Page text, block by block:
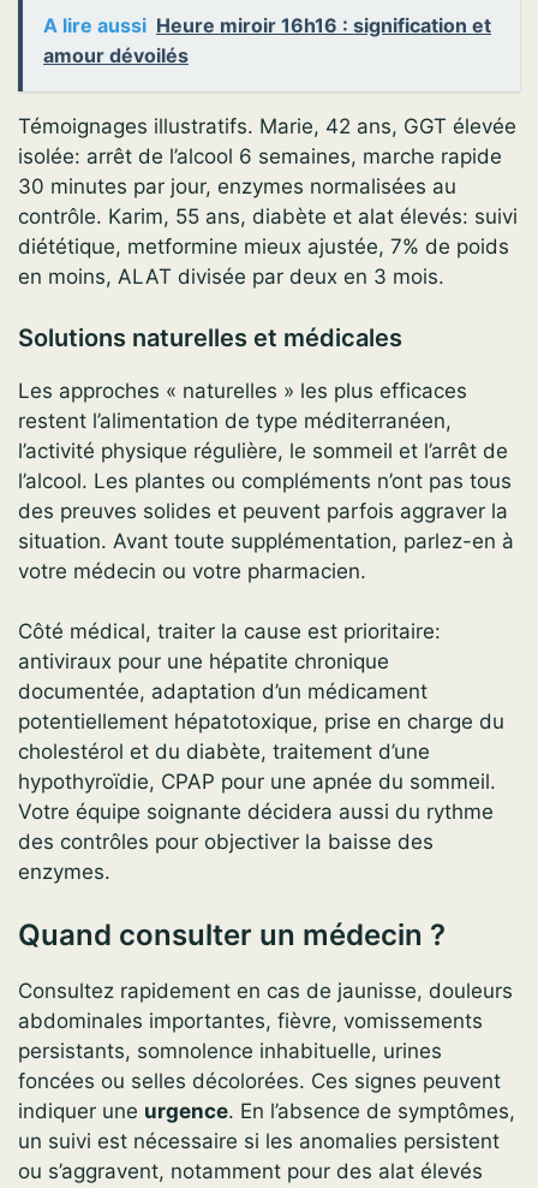
A lire aussi Heure miroir 16h16 : signification et
amour dévoilés
Témoignages illustratifs. Marie, 42 ans, GGT élevée
isolée: arrêt de l’alcool 6 semaines, marche rapide
30 minutes par jour, enzymes normalisées au
contrôle. Karim, 55 ans, diabète et alat élevés: suivi
diététique, metformine mieux ajustée, 7% de poids
en moins, ALAT divisée par deux en 3 mois.
Solutions naturelles et médicales
Les approches « naturelles » les plus efficaces
restent l’alimentation de type méditerranéen,
l’activité physique régulière, le sommeil et l’arrêt de
l’alcool. Les plantes ou compléments n’ont pas tous
des preuves solides et peuvent parfois aggraver la
situation. Avant toute supplémentation, parlez-en à
votre médecin ou votre pharmacien.
Côté médical, traiter la cause est prioritaire:
antiviraux pour une hépatite chronique
documentée, adaptation d’un médicament
potentiellement hépatotoxique, prise en charge du
cholestérol et du diabète, traitement d’une
hypothyroïdie, CPAP pour une apnée du sommeil.
Votre équipe soignante décidera aussi du rythme
des contrôles pour objectiver la baisse des
enzymes.
Quand consulter un médecin ?
Consultez rapidement en cas de jaunisse, douleurs
abdominales importantes, fièvre, vomissements
persistants, somnolence inhabituelle, urines
foncées ou selles décolorées. Ces signes peuvent
indiquer une urgence. En l’absence de symptômes,
un suivi est nécessaire si les anomalies persistent
ou s’aggravent, notamment pour des alat élevés